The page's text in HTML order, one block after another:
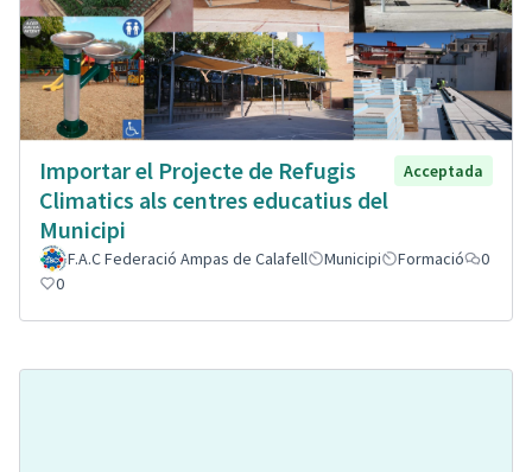
Importar el Projecte de Refugis
Climatics als centres educatius del
Municipi
Acceptada
F.A.C Federació Ampas de Calafell Municipi Formació
0
0